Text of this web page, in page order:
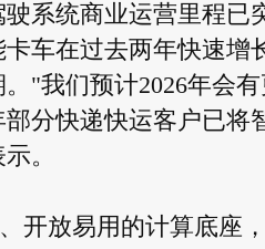
系统商业运营里程已
车在过去两年快速增
"我们预计2026年会
分快递快运客户已将
。
开放易用的计算底座